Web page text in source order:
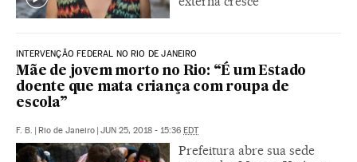
INTERVENÇÃO FEDERAL NO RIO DE JANEIRO
Mãe de jovem morto no Rio: “É um Estado
doente que mata criança com roupa de
escola”
F. B. | Rio de Janeiro | JUN 25, 2018 - 15:36 EDT
Prefeitura abre sua sede